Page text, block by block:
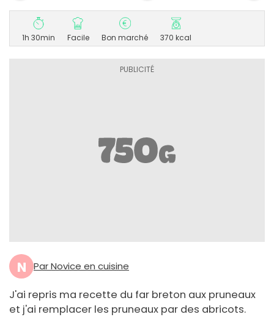
1h 30min Facile Bon marché 370 kcal
N Par Novice en cuisine
J'ai repris ma recette du far breton aux pruneaux
et j'ai remplacer les pruneaux par des abricots.